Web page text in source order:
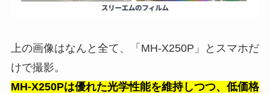
上の画像はなんと全て、「MH-X250P」とスマホだ
けで撮影。
MH-X250Pは優れた光学性能を維持しつつ、低価格